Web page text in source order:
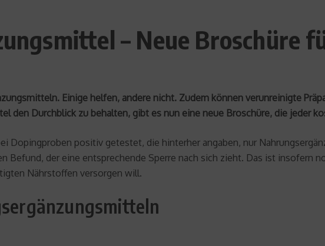
– Neue Broschüre
Einige helfen, andere nicht. Zudem können verunreinigte
den Durchblick zu behalten, gibt es nun eine neue Broschüre, die jeder
Dopingproben positiv getestet, die hinterher angaben, nur
Befund, der eine entsprechende Sperre nach sich zieht. Das ist insofern
Nährstoffen versorgen will.